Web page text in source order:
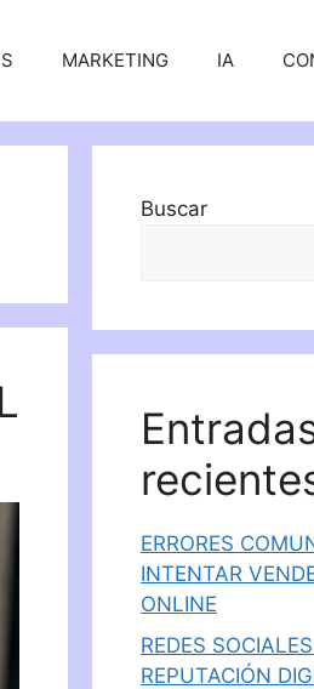
MARKETING IA
Buscar
ERRORES
INTENTAR
ONLINE
REDES
REPUTACIÓN